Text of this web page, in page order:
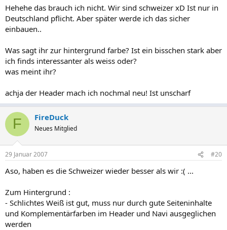
Hehehe das brauch ich nicht. Wir sind schweizer xD Ist nur in
Deutschland pflicht. Aber später werde ich das sicher
einbauen..
Was sagt ihr zur hintergrund farbe? Ist ein bisschen stark aber
ich finds interessanter als weiss oder?
was meint ihr?
achja der Header mach ich nochmal neu! Ist unscharf
F FireDuck
Neues Mitglied
29 Januar 2007 #20
Aso, haben es die Schweizer wieder besser als wir :( ...
Zum Hintergrund :
- Schlichtes Weiß ist gut, muss nur durch gute Seiteninhalte
und Komplementärfarben im Header und Navi ausgeglichen
werden